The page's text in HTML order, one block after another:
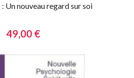
Un nouveau regard sur soi
49,00 €